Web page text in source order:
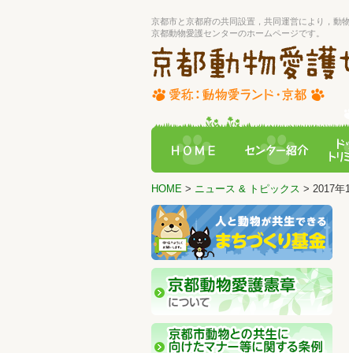
京都市と京都府の共同設置，共同運営により，動
京都動物愛護センターのホームページです。
HOME > ニュース & トピックス > 2017年